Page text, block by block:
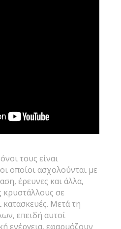
τους είναι
οποίοι ασχολούνται με
έρευνες και άλλα,
κρυστάλλους σε
κατασκευές. Μετά τη
επειδή αυτοί
ενέργεια, εφαρμόζουν